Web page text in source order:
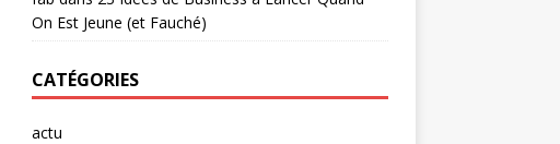
On Est Jeune (et Fauché)
CATÉGORIES
actu